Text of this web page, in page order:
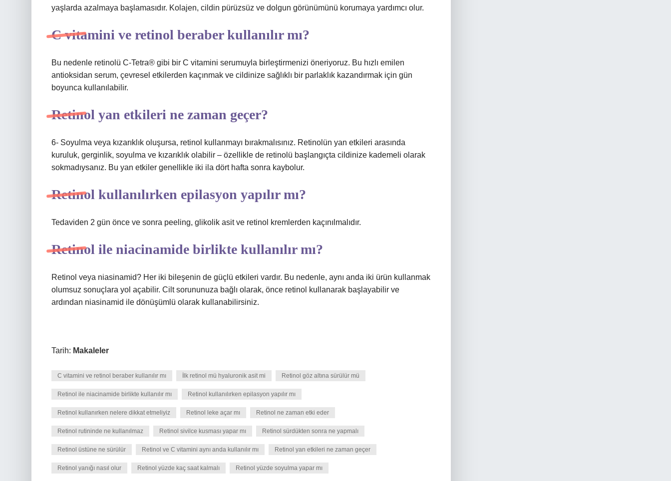
yaşlarda azalmaya başlamasıdır. Kolajen, cildin pürüzsüz ve dolgun görünümünü korumaya yardımcı olur.
C vitamini ve retinol beraber kullanılır mı?
Bu nedenle retinolü C-Tetra® gibi bir C vitamini serumuyla birleştirmenizi öneriyoruz. Bu hızlı emilen
antioksidan serum, çevresel etkilerden kaçınmak ve cildinize sağlıklı bir parlaklık kazandırmak için gün
boyunca kullanılabilir.
Retinol yan etkileri ne zaman geçer?
6- Soyulma veya kızarıklık oluşursa, retinol kullanmayı bırakmalısınız. Retinolün yan etkileri arasında
kuruluk, gerginlik, soyulma ve kızarıklık olabilir – özellikle de retinolü başlangıçta cildinize kademeli olarak
sokmadıysanız. Bu yan etkiler genellikle iki ila dört hafta sonra kaybolur.
Retinol kullanılırken epilasyon yapılır mı?
Tedaviden 2 gün önce ve sonra peeling, glikolik asit ve retinol kremlerden kaçınılmalıdır.
Retinol ile niacinamide birlikte kullanılır mı?
Retinol veya niasinamid? Her iki bileşenin de güçlü etkileri vardır. Bu nedenle, aynı anda iki ürün kullanmak
olumsuz sonuçlara yol açabilir. Cilt sorununuza bağlı olarak, önce retinol kullanarak başlayabilir ve
ardından niasinamid ile dönüşümlü olarak kullanabilirsiniz.
Tarih: Makaleler
C vitamini ve retinol beraber kullanılır mı İlk retinol mü hyaluronik asit mi Retinol göz altına sürülür mü
Retinol ile niacinamide birlikte kullanılır mı Retinol kullanılırken epilasyon yapılır mı
Retinol kullanırken nelere dikkat etmeliyiz Retinol leke açar mı Retinol ne zaman etki eder
Retinol rutininde ne kullanılmaz Retinol sivilce kusması yapar mı Retinol sürdükten sonra ne yapmalı
Retinol üstüne ne sürülür Retinol ve C vitamini aynı anda kullanılır mı Retinol yan etkileri ne zaman geçer
Retinol yanığı nasıl olur Retinol yüzde kaç saat kalmalı Retinol yüzde soyulma yapar mı